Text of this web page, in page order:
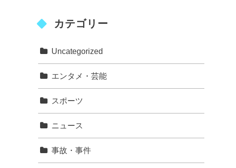
カテゴリー
Uncategorized
エンタメ・芸能
スポーツ
ニュース
事故・事件